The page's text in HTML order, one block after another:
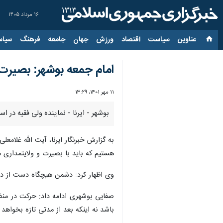
۱۶ مرداد ۱۴۰۵
عناوین‌ سیاست اقتصاد ورزش جهان جامعه فرهنگ
امام جمعه بوشهر:
۱۱ مهر ۱۴۰۱، ۱۳:۲۹